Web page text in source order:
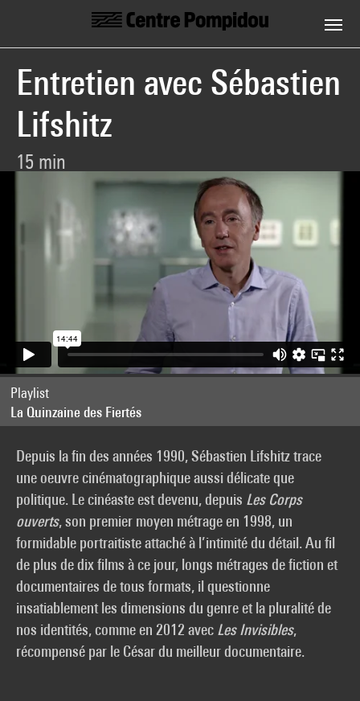
Centre Pompidou
Entretien avec Sébastien
Lifshitz
15 min
Playlist
La Quinzaine des Fiertés
Depuis la fin des années 1990, Sébastien Lifshitz trace
une oeuvre cinématographique aussi délicate que
politique. Le cinéaste est devenu, depuis Les Corps
ouverts, son premier moyen métrage en 1998, un
formidable portraitiste attaché à l’intimité du détail. Au fil
de plus de dix films à ce jour, longs métrages de fiction et
documentaires de tous formats, il questionne
insatiablement les dimensions du genre et la pluralité de
nos identités, comme en 2012 avec Les Invisibles,
récompensé par le César du meilleur documentaire.